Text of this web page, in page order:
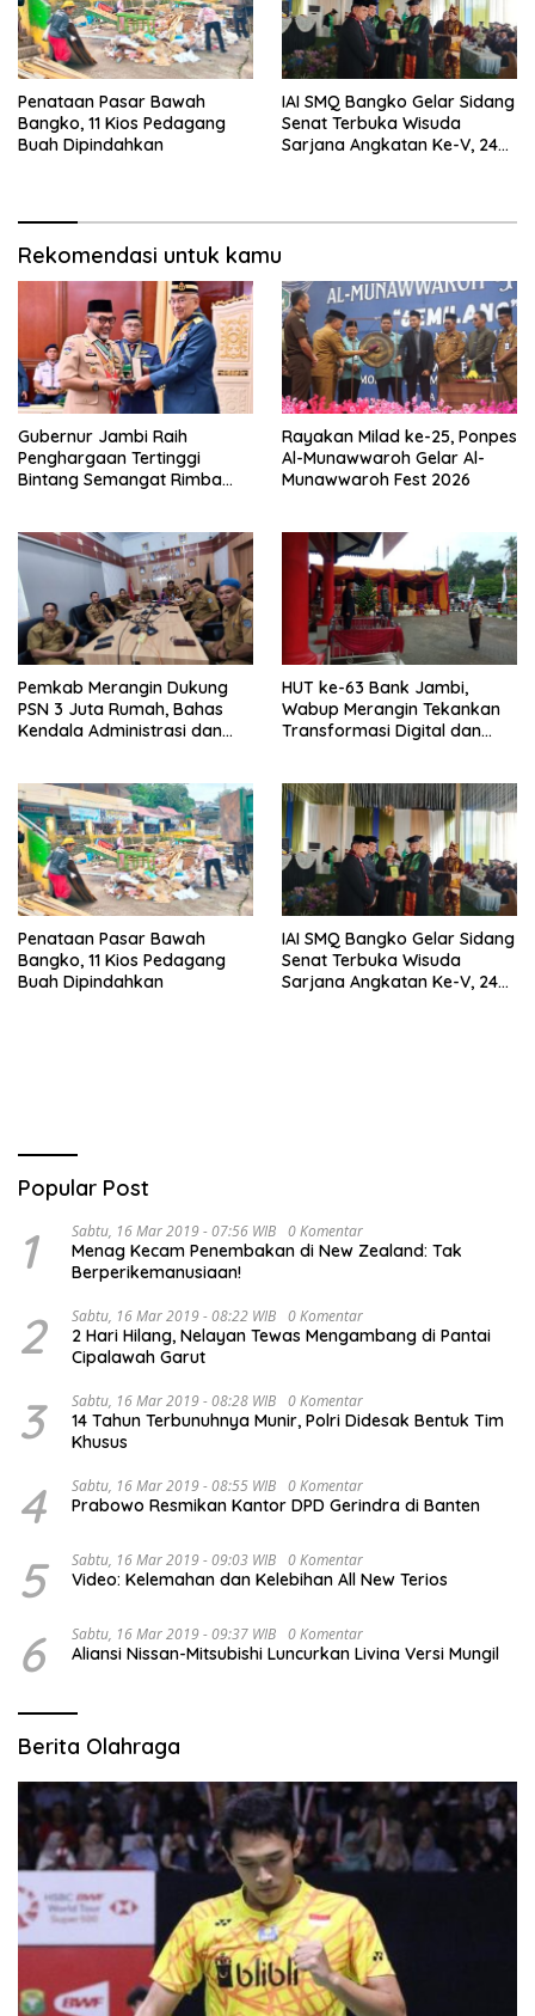
Penataan Pasar Bawah
Bangko, 11 Kios Pedagang
Buah Dipindahkan
IAI SMQ Bangko Gelar Sidang
Senat Terbuka Wisuda
Sarjana Angkatan Ke-V, 243
Rekomendasi untuk kamu
Gubernur Jambi Raih
Penghargaan Tertinggi
Bintang Semangat Rimba
Rayakan Milad ke-25, Ponpes
Al-Munawwaroh Gelar Al-
Munawwaroh Fest 2026
Pemkab Merangin Dukung
PSN 3 Juta Rumah, Bahas
Kendala Administrasi dan
HUT ke-63 Bank Jambi,
Wabup Merangin Tekankan
Transformasi Digital dan
Penataan Pasar Bawah
Bangko, 11 Kios Pedagang
Buah Dipindahkan
IAI SMQ Bangko Gelar Sidang
Senat Terbuka Wisuda
Sarjana Angkatan Ke-V, 243
Popular Post
1 Sabtu, 16 Mar 2019 - 07:56 WIB 0 Komentar
Menag Kecam Penembakan di New Zealand: Tak
Berperikemanusiaan!
2 Sabtu, 16 Mar 2019 - 08:22 WIB 0 Komentar
2 Hari Hilang, Nelayan Tewas Mengambang di Pantai
Cipalawah Garut
3 Sabtu, 16 Mar 2019 - 08:28 WIB 0 Komentar
14 Tahun Terbunuhnya Munir, Polri Didesak Bentuk Tim
Khusus
4 Sabtu, 16 Mar 2019 - 08:55 WIB 0 Komentar
Prabowo Resmikan Kantor DPD Gerindra di Banten
5 Sabtu, 16 Mar 2019 - 09:03 WIB 0 Komentar
Video: Kelemahan dan Kelebihan All New Terios
6 Sabtu, 16 Mar 2019 - 09:37 WIB 0 Komentar
Aliansi Nissan-Mitsubishi Luncurkan Livina Versi Mungil
Berita Olahraga